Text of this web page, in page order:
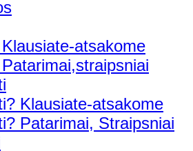
atsakome
Klausiate-atsakome
Patarimai, Straipsniai